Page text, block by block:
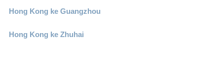
Hong Kong ke Guangzhou
Hong Kong ke Zhuhai